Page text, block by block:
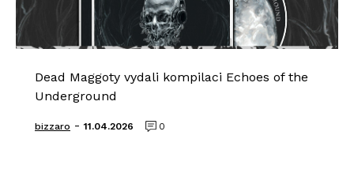
Dead Maggoty vydali kompilaci Echoes of the
Underground
bizzaro - 11.04.2026 0